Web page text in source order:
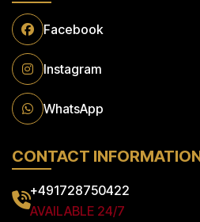
Facebook
Instagram
WhatsApp
CONTACT
+491728750422
AVAILABLE 24/7